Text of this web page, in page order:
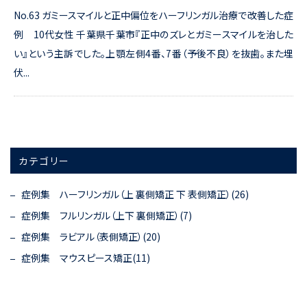
No.63 ガミースマイルと正中偏位をハーフリンガル治療で改善した症
例 10代女性 千葉県千葉市『正中のズレとガミースマイルを治した
い』という主訴でした。上顎左側4番、7番（予後不良）を抜歯。また埋
伏...
カテゴリー
症例集 ハーフリンガル（上 裏側矯正 下 表側矯正）(26)
症例集 フルリンガル（上下 裏側矯正）(7)
症例集 ラビアル（表側矯正）(20)
症例集 マウスピース矯正(11)